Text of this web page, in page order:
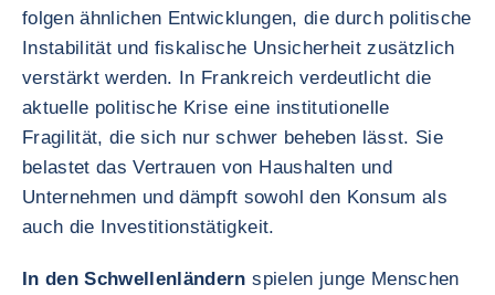
folgen ähnlichen Entwicklungen, die durch politische
Instabilität und fiskalische Unsicherheit zusätzlich
verstärkt werden. In Frankreich verdeutlicht die
aktuelle politische Krise eine institutionelle
Fragilität, die sich nur schwer beheben lässt. Sie
belastet das Vertrauen von Haushalten und
Unternehmen und dämpft sowohl den Konsum als
auch die Investitionstätigkeit.
In den Schwellenländern spielen junge Menschen